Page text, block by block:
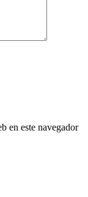
en este navegador